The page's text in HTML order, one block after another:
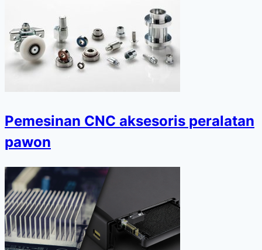
Pemesinan CNC aksesoris peralatan
pawon